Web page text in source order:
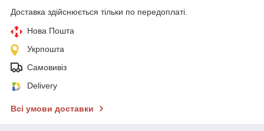
Доставка здійснюється тільки по передоплаті.
Нова Пошта
Укрпошта
Самовивіз
Delivery
Всі умови доставки